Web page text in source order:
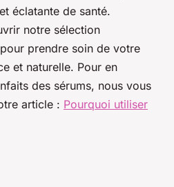
éclatante de santé.
notre sélection
prendre soin de votre
et naturelle. Pour en
des sérums, nous vous
article : Pourquoi utiliser